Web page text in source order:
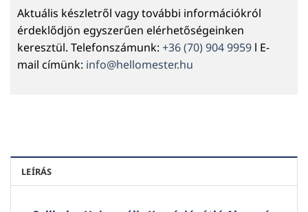
Aktuális készletről vagy további információkról
érdeklődjön egyszerűen elérhetőségeinken
keresztül. Telefonszámunk: +36 (70) 904 9959 l E-
mail címünk: info@hellomester.hu
LEÍRÁS